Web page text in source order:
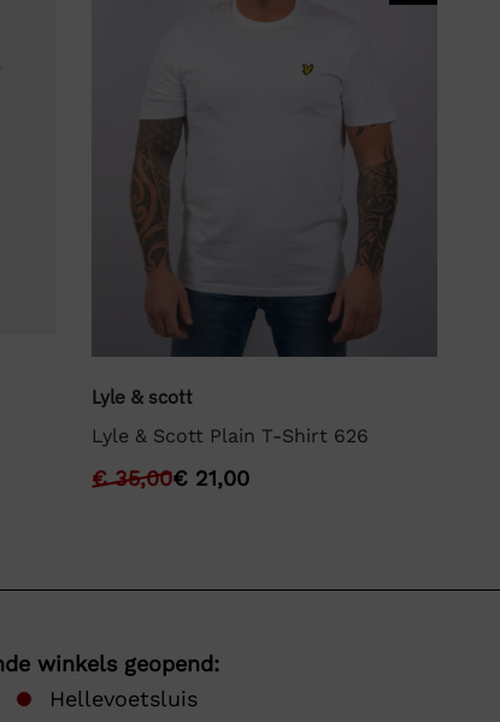
Lyle & scott
Lyle & Scott Plain T-Shirt 626
€35,00€21,00
winkels geopend:
Hellevoetsluis